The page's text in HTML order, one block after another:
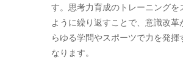
す。思考力育成のトレーニングを
ように繰り返すことで、意識改革
らゆる学問やスポーツで力を発揮
なります。